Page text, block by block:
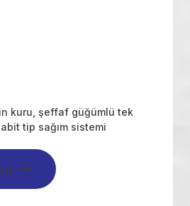
kuru, şeffaf güğümlü tek
tip sağım sistemi